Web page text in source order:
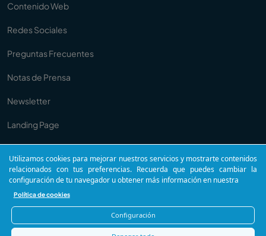
Utilizamos cookies para mejorar nuestros servicios y mostrarte contenidos
relacionados con tus preferencias. Recuerda que puedes cambiar la
configuración de tu navegador u obtener más información en nuestra
Política de cookies
Configuración
Contenido Web
Redes Sociales
Preguntas Frecuentes
Notas de Prensa
Newsletter
Landing Page
Anuncios
Copywriting
Comunicua®. Todos los derechos reservados.